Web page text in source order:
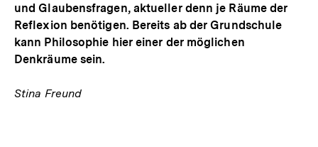
und Glaubensfragen, aktueller denn je Räume der
Reflexion benötigen. Bereits ab der Grundschule
kann Philosophie hier einer der möglichen
Denkräume sein.
Stina Freund